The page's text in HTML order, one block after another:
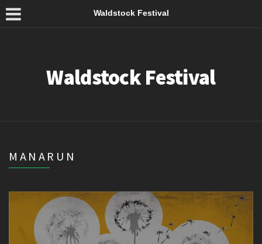
Waldstock Festival
Waldstock Festival
MANARUN